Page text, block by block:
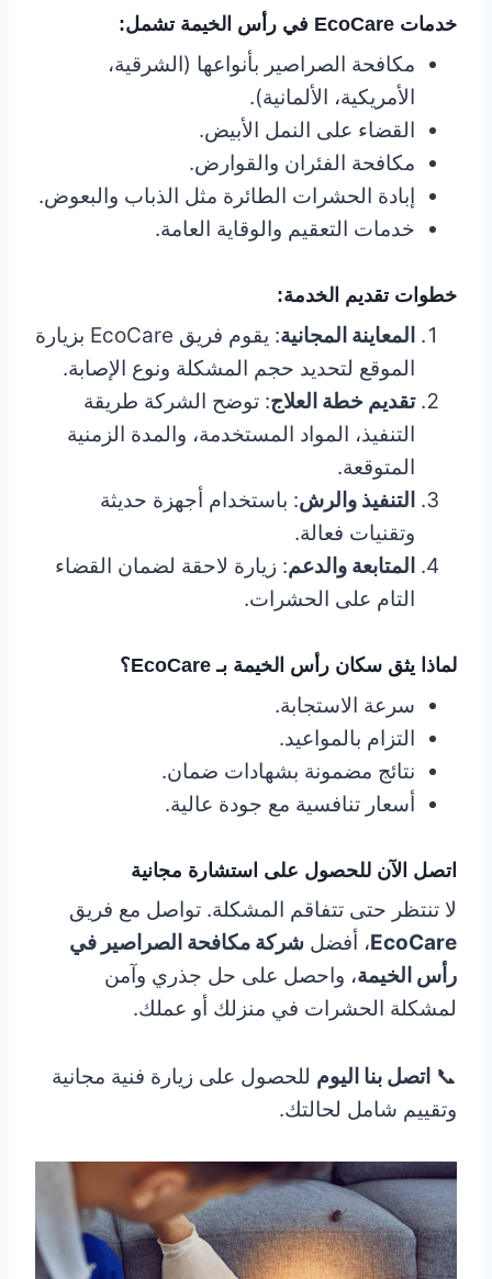
خدمات EcoCare في رأس الخيمة تشمل:
مكافحة الصراصير بأنواعها (الشرقية،
الأمريكية، الألمانية).
القضاء على النمل الأبيض.
مكافحة الفئران والقوارض.
إبادة الحشرات الطائرة مثل الذباب والبعوض.
خدمات التعقيم والوقاية العامة.
خطوات تقديم الخدمة:
المعاينة المجانية
: يقوم فريق EcoCare بزيارة
الموقع لتحديد حجم المشكلة ونوع الإصابة.
تقديم خطة العلاج: توضح الشركة طريقة
التنفيذ، المواد المستخدمة، والمدة الزمنية
المتوقعة.
التنفيذ والرش: باستخدام أجهزة حديثة
وتقنيات فعالة.
المتابعة والدعم: زيارة لاحقة لضمان القضاء
التام على الحشرات.
لماذا يثق سكان رأس الخيمة بـ EcoCare؟
سرعة الاستجابة.
التزام بالمواعيد.
نتائج مضمونة بشهادات ضمان.
أسعار تنافسية مع جودة عالية.
اتصل الآن للحصول على استشارة مجانية
لا تنتظر حتى تتفاقم المشكلة. تواصل مع فريق
EcoCare، أفضل شركة مكافحة الصراصير في
رأس الخيمة، واحصل على حل جذري وآمن
لمشكلة الحشرات في منزلك أو عملك.
📞 اتصل بنا اليوم للحصول على زيارة فنية مجانية
وتقييم شامل لحالتك.